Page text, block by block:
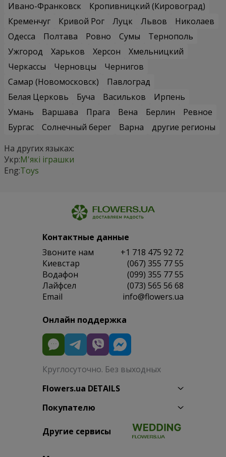
Ивано-Франковск
Кропивницкий (Кировоград)
Кременчуг
Кривой Рог Луцк Львов
Николаев
Одесса
Полтава Ровно Сумы
Тернополь
Ужгород
Харьков Херсон
Хмельницкий
Черкассы
Черновцы
Чернигов
Самар (Новомосковск)
Павлоград
Белая Церковь
Буча Васильков
Ирпень
Умань
Варшава Прага Вена Берлин
Ревное
Бургас
Солнечный берег Варна
другие регионы
На других языках:
Укр:М'які іграшки
Eng:Toys
Контактные данные
Звоните нам
+1 718 475 92 72
Киевстар
(067) 355 77 55
Водафон
(099) 355 77 55
Лайфсел
(073) 565 56 68
Email
info@flowers.ua
Онлайн поддержка
Круглосуточно. Без выходных
Flowers.ua DETAILS
Покупателю
Другие сервисы